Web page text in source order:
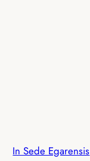
In Sede Egarensis